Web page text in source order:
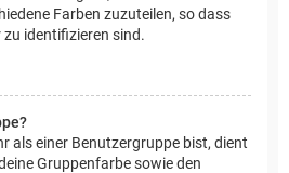
Farben zuzuteilen, so dass
identifizieren sind.
als einer Benutzergruppe bist, dient
Gruppenfarbe sowie den